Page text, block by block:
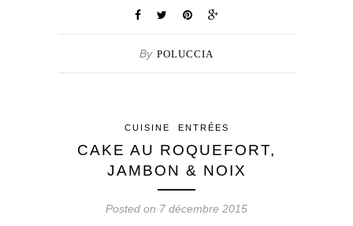
By POLUCCIA
CUISINE ENTRÉES
CAKE AU ROQUEFORT,
JAMBON & NOIX
Posted on 7 décembre 2015